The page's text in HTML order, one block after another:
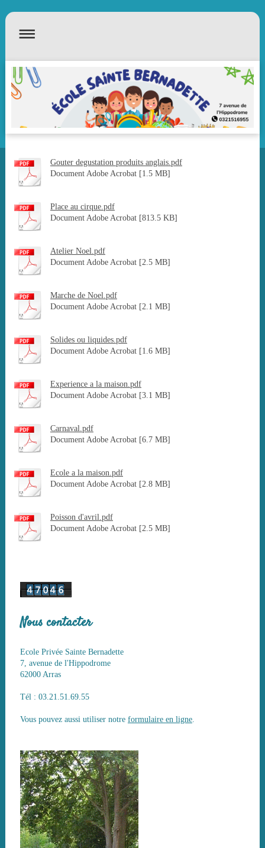
Gouter degustation produits anglais.pdf
Document Adobe Acrobat [1.5 MB]
Place au cirque.pdf
Document Adobe Acrobat [813.5 KB]
Atelier Noel.pdf
Document Adobe Acrobat [2.5 MB]
Marche de Noel.pdf
Document Adobe Acrobat [2.1 MB]
Solides ou liquides.pdf
Document Adobe Acrobat [1.6 MB]
Experience a la maison.pdf
Document Adobe Acrobat [3.1 MB]
Carnaval.pdf
Document Adobe Acrobat [6.7 MB]
Ecole a la maison.pdf
Document Adobe Acrobat [2.8 MB]
Poisson d'avril.pdf
Document Adobe Acrobat [2.5 MB]
Nous contacter
Ecole Privée Sainte Bernadette
7, avenue de l'Hippodrome
62000 Arras
Tél : 03.21.51.69.55
Vous pouvez aussi utiliser notre formulaire en ligne.